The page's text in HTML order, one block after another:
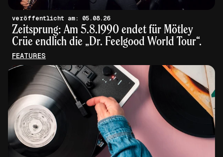
veröffentlicht am: 05.08.26
Zeitsprung: Am 5.8.1990 endet für Mötley
Crüe endlich die „Dr. Feelgood World Tour“.
FEATURES